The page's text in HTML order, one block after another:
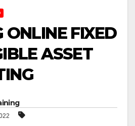
ONLINE FIXED
ASSET